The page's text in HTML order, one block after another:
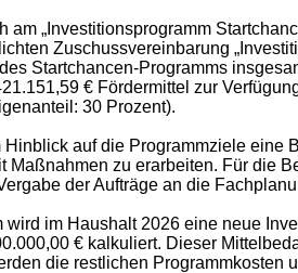
am „Investitionsprogramm
Zuschussvereinbarung
Startchancen-Programms
€ Fördermittel zur
30 Prozent).
Hinblick auf die Programmziele
Maßnahmen zu erarbeiten. Für die
der Aufträge an die
wird im Haushalt 2026 eine neue
€ kalkuliert. Dieser
die restlichen Programmkosten